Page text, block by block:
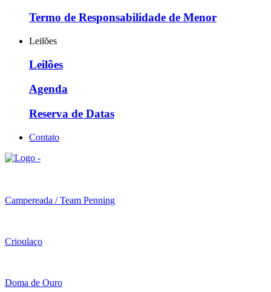
Termo de Responsabilidade de Menor
Leilões
Leilões
Agenda
Reserva de Datas
Contato
Campereada / Team Penning
Crioulaço
Doma de Ouro